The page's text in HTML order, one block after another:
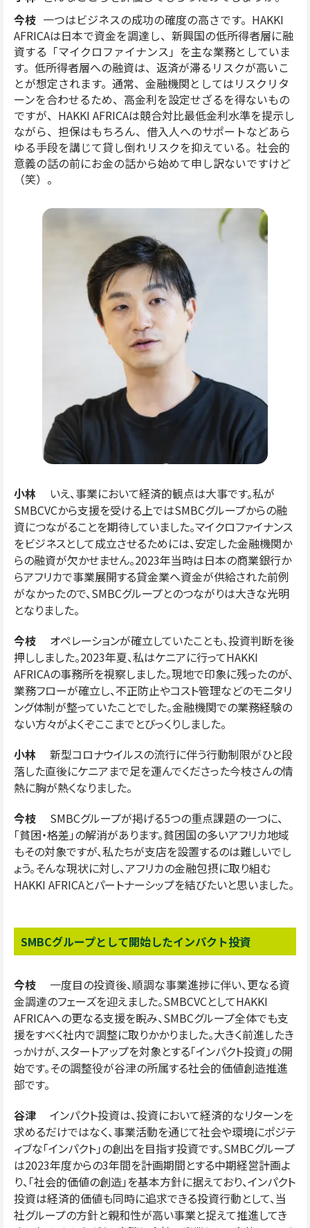
今枝 一つはビジネスの成功の確度の高さです。HAKKI
AFRICAは日本で資金を調達し、新興国の低所得者層に融
資する「マイクロファイナンス」を主な業務としていま
す。低所得者層への融資は、返済が滞るリスクが高いこ
とが想定されます。通常、金融機関としてはリスクリタ
ーンを合わせるため、高金利を設定せざるを得ないもの
ですが、HAKKI AFRICAは競合対比最低金利水準を提示し
ながら、担保はもちろん、借入人へのサポートなどあら
ゆる手段を講じて貸し倒れリスクを抑えている。社会的
意義の話の前にお金の話から始めて申し訳ないですけど
（笑）。
小林
いえ、事業において経済的観点は大事です。私が
SMBCVCから支援を受ける上ではSMBCグループからの融
資につながることを期待していました。マイクロファイナンス
をビジネスとして成立させるためには、安定した金融機関か
らの融資が欠かせません。2023年当時は日本の商業銀行か
らアフリカで事業展開する貸金業へ資金が供給された前例
がなかったので、SMBCグループとのつながりは大きな光明
となりました。
今枝
オペレーションが確立していたことも、投資判断を後
押ししました。2023年夏、私はケニアに行ってHAKKI
AFRICAの事務所を視察しました。現地で印象に残ったのが、
業務フローが確立し、不正防止やコスト管理などのモニタリ
ング体制が整っていたことでした。金融機関での業務経験の
ない方々がよくぞここまでとびっくりしました。
小林
新型コロナウイルスの流行に伴う行動制限がひと段
落した直後にケニアまで足を運んでくださった今枝さんの情
熱に胸が熱くなりました。
今枝
SMBCグループが掲げる5つの重点課題の一つに、
「貧困・格差」の解消があります。貧困国の多いアフリカ地域
もその対象ですが、私たちが支店を設置するのは難しいでし
ょう。そんな現状に対し、アフリカの金融包摂に取り組む
HAKKI AFRICAとパートナーシップを結びたいと思いました。
SMBCグループとして開始したインパクト投資
今枝
一度目の投資後、順調な事業進捗に伴い、更なる資
金調達のフェーズを迎えました。SMBCVCとしてHAKKI
AFRICAへの更なる支援を睨み、SMBCグループ全体でも支
援をすべく社内で調整に取りかかりました。大きく前進したき
っかけが、スタートアップを対象とする「インパクト投資」の開
始です。その調整役が谷津の所属する社会的価値創造推進
部です。
谷津
インパクト投資は、投資において経済的なリターンを
求めるだけではなく、事業活動を通じて社会や環境にポジテ
ィブな「インパクト」の創出を目指す投資です。SMBCグループ
は2023年度からの3年間を計画期間とする中期経営計画よ
り、「社会的価値の創造」を基本方針に据えており、インパクト
投資は経済的価値も同時に追求できる投資行動として、当
社グループの方針と親和性が高い事業と捉えて推進してき